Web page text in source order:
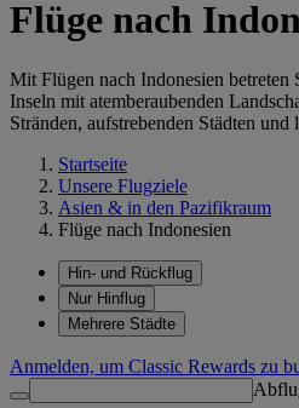
Flüge nach
Mit Flügen nach Indonesien betreten
Inseln mit atemberaubenden
Stränden, aufstrebenden Städten
Startseite
Unsere Flugziele
Asien & in den Pazifikraum
Flüge nach Indonesien
Hin- und Rückflug
Nur Hinflug
Mehrere Städte
Anmelden, um Classic Rewards zu